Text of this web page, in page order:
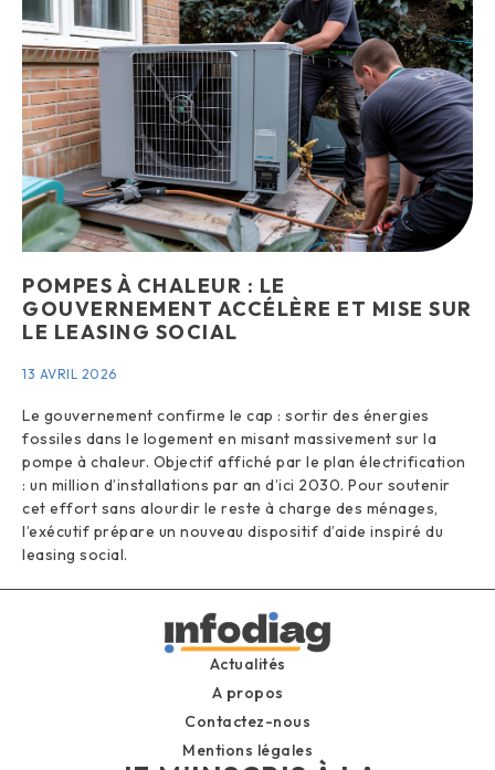
POMPES À CHALEUR : LE
GOUVERNEMENT ACCÉLÈRE ET MISE SUR
LE LEASING SOCIAL
13 AVRIL 2026
Le gouvernement confirme le cap : sortir des énergies
fossiles dans le logement en misant massivement sur la
pompe à chaleur. Objectif affiché par le plan électrification
: un million d’installations par an d’ici 2030. Pour soutenir
cet effort sans alourdir le reste à charge des ménages,
l’exécutif prépare un nouveau dispositif d’aide inspiré du
leasing social.
Actualités
A propos
Contactez-nous
Mentions légales